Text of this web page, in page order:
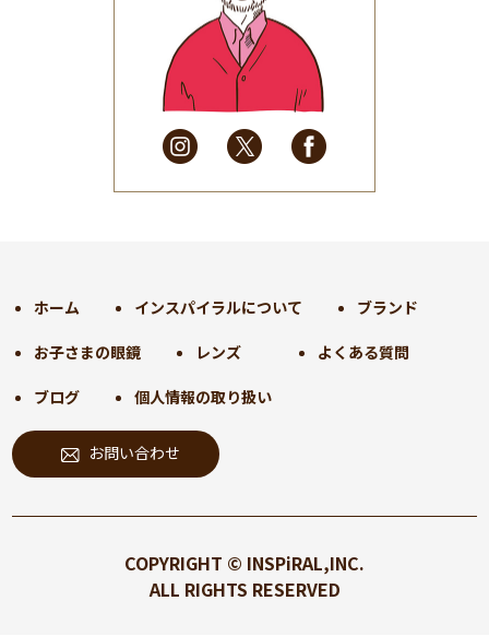
2025年6月(48)
2025年5月
(41)
2025年4月
(32)
2025年3月(31)
2025年2月
(28)
2024年9月(30)
2024年7月(31)
2024年6月(30)
2024年5月
2024年4月 (32)
2024年2月(31)
2024年1月(45)
2023年12月(31)
ホーム インスパイラルについて ブランド
お子さまの眼鏡 レンズ よくある質問
ブログ 個人情報の取り扱い
お問い合わせ
COPYRIGHT © INSPiRAL,INC.
ALL RIGHTS RESERVED